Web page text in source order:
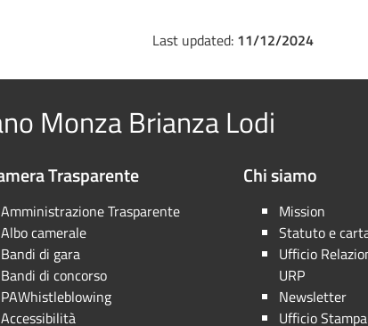
Last updated: 11/12/2024
Monza Brianza Lodi
Trasparente
Amministrazione Trasparente
Albo camerale
Bandi di gara
Bandi di concorso
PAWhistleblowing
Accessibilità
Chi siamo
Mission
Statuto e
Ufficio
URP
Newsletter
Ufficio Stampa